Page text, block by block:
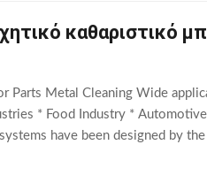
καθαριστικό
Metal Cleaning Wide
* Food Industry *
have been designed by